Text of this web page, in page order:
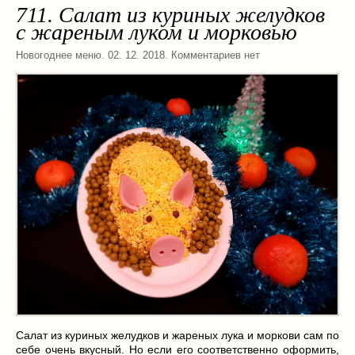
из слоеного теста (8)
на пикник(13)
ни то, ни се(3)
рецепты для пароварки(5)
(198)
сладкие блюда(9)
супы(99)
борщ(5)
молочные(4)
свекольник(2)
солянка(4)
суп с фрикадельками(8)
суп-пюре(10)
холодные супы
(22)
десерты(2)
711. Салат из куриных желудков
с жареным луком и морковью
Новогоднее меню. 02. 12. 2018. Комментариев нет
Салат из куриных желудков и жареных лука и моркови сам по
себе очень вкусный. Но если его соответственно оформить,